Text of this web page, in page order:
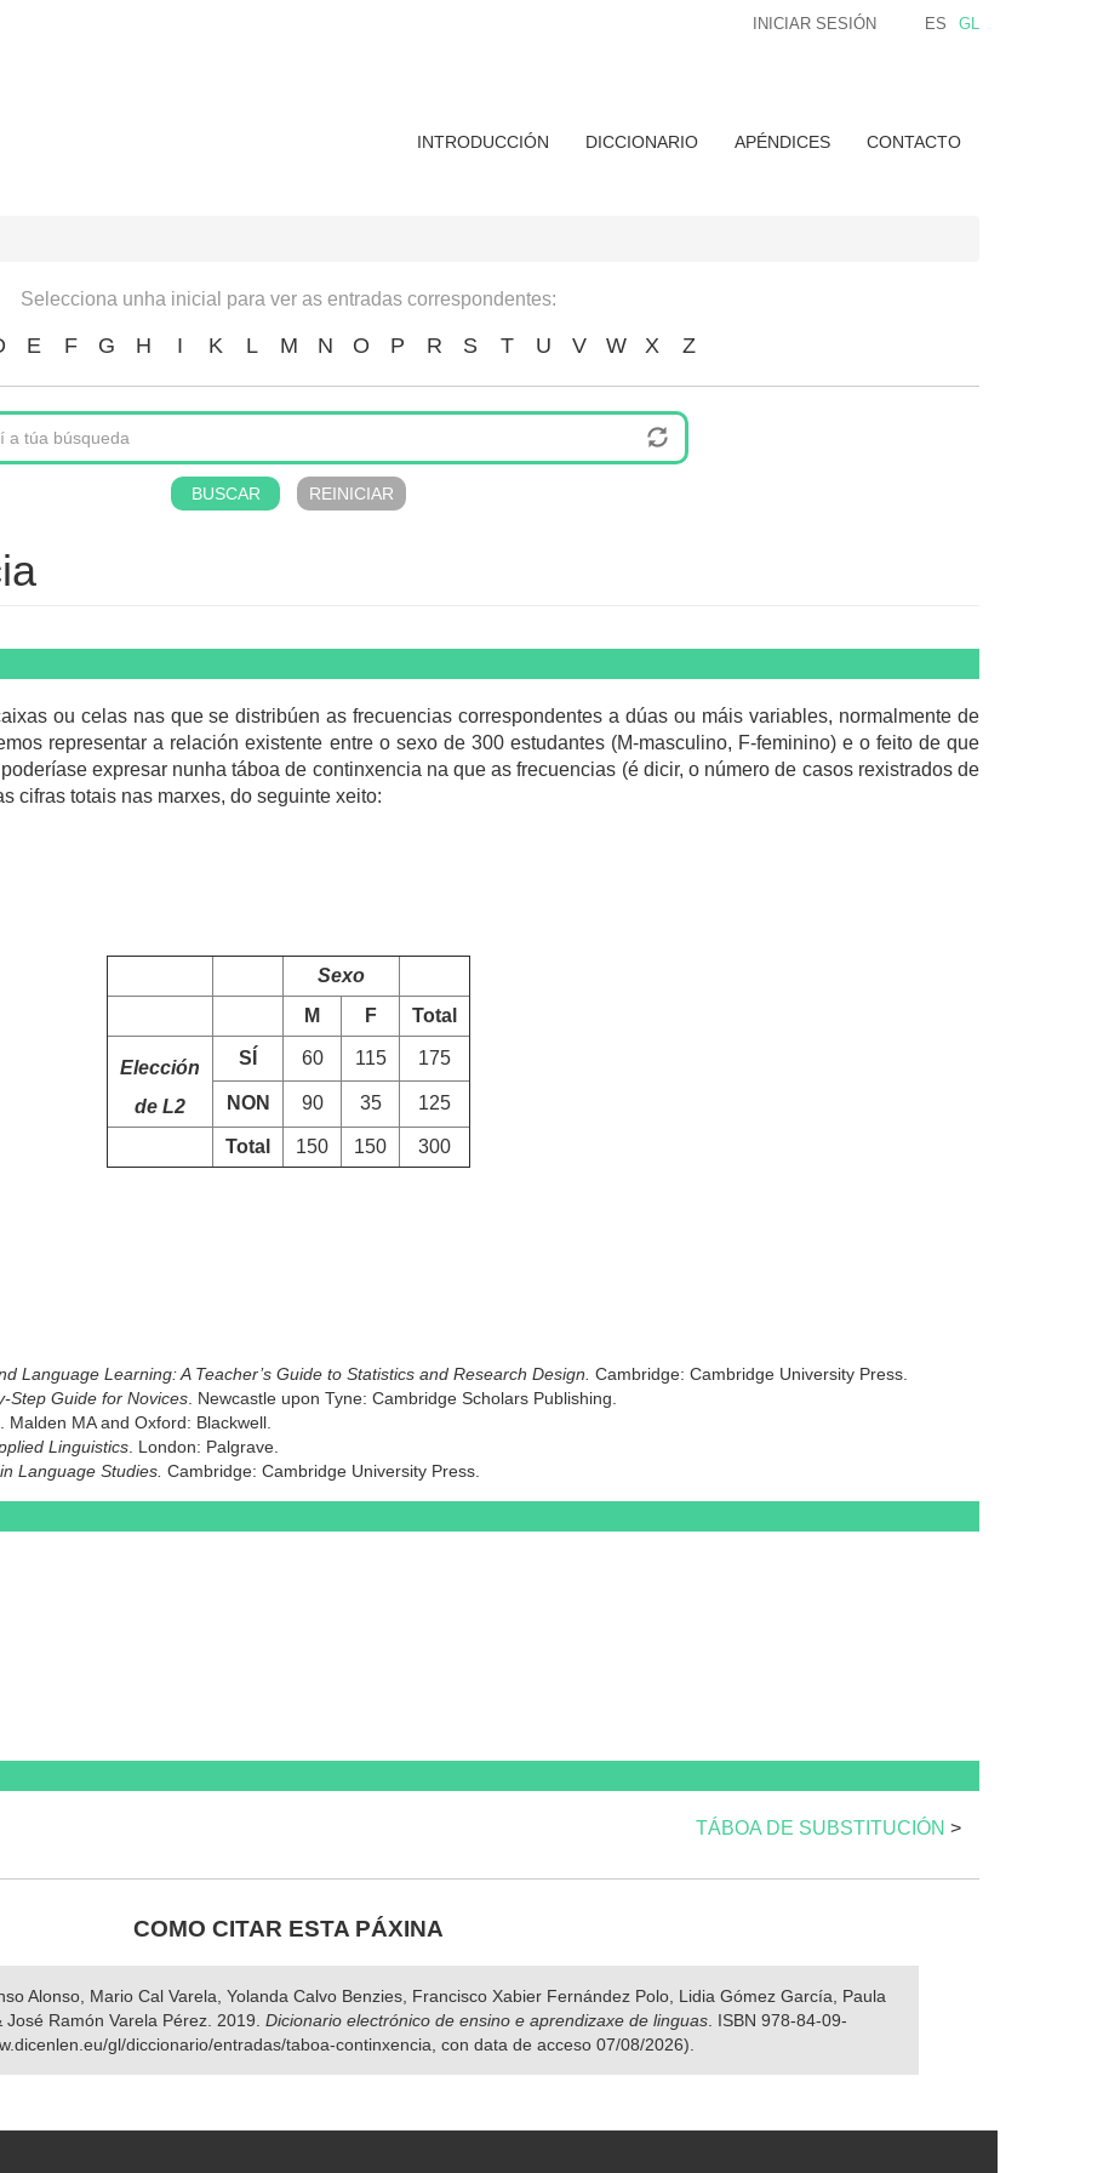
ES GL
INICIAR SESIÓN
INTRODUCCIÓN DICCIONARIO APÉNDICES CONTACTO
Selecciona unha inicial para ver as entradas correspondentes:
E F G H I K L M N O P R S T U V W X Z
ou celas nas que se distribúen as frecuencias correspondentes a dúas ou máis variables, normalmente de
representar a relación existente entre o sexo de 300 estudantes (M-masculino, F-feminino) e o feito de que
expresar nunha táboa de continxencia na que as frecuencias (é dicir, o número de casos rexistrados de
cifras totais nas marxes, do seguinte xeito:
Sexo
M
F Total
Elección
de L2
SÍ 60 115 175
NON 90 35 125
Total 150 150 300
Language Learning: A Teacher’s Guide to Statistics and Research Design. Cambridge: Cambridge University Press.
Step Guide for Novices . Newcastle upon Tyne: Cambridge Scholars Publishing.
. Malden MA and Oxford: Blackwell.
Linguistics . London: Palgrave.
Language Studies. Cambridge: Cambridge University Press.
TÁBOA DE SUBSTITUCIÓN >
COMO CITAR ESTA PÁXINA
Alonso, Mario Cal Varela, Yolanda Calvo Benzies, Francisco Xabier Fernández Polo, Lidia Gómez García, Paula
Ramón Varela Pérez. 2019. Dicionario electrónico de ensino e aprendizaxe de linguas . ISBN 978-84-09-
gl/diccionario/entradas/taboa-continxencia, con data de acceso 07/08/2026).